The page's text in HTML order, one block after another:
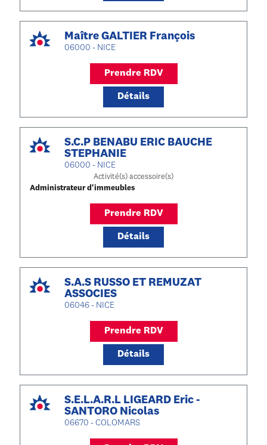
Maître GALTIER François
06000 - NICE
Prendre RDV
Détails
S.C.P BENABU ERIC BAUCHE
STEPHANIE
06000 - NICE
Activité(s) accessoire(s)
Administrateur d'immeubles
Prendre RDV
Détails
S.A.S RUSSO ET REMUZAT
ASSOCIES
06046 - NICE
Prendre RDV
Détails
S.E.L.A.R.L LIGEARD Eric -
SANTORO Nicolas
06670 - COLOMARS